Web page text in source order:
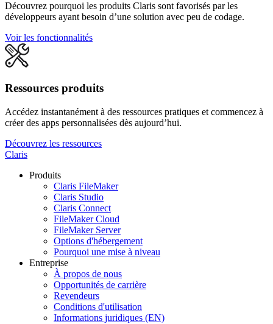
Découvrez pourquoi les produits Claris sont favorisés par les
développeurs ayant besoin d’une solution avec peu de codage.
Voir les fonctionnalités
Ressources produits
Accédez instantanément à des ressources pratiques et commencez à
créer des apps personnalisées dès aujourd’hui.
Découvrez les ressources
Claris
Produits
Claris FileMaker
Claris Studio
Claris Connect
FileMaker Cloud
FileMaker Server
Options d'hébergement
Pourquoi une mise à niveau
Entreprise
À propos de nous
Opportunités de carrière
Revendeurs
Conditions d'utilisation
Informations juridiques (EN)